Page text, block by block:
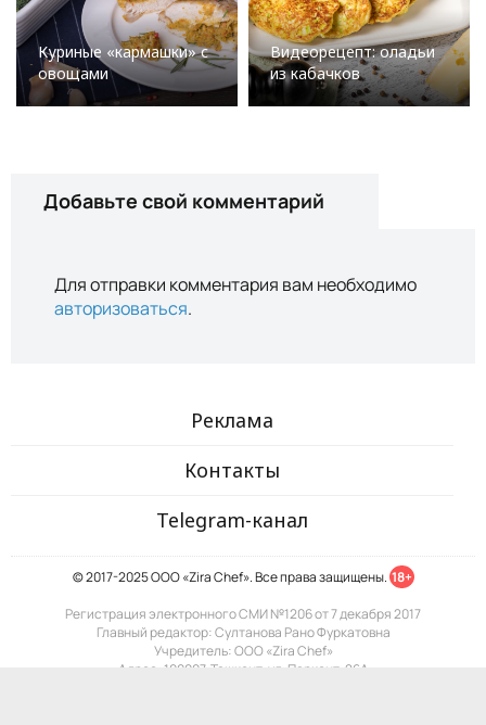
Куриные «кармашки» с
овощами
Видеорецепт: оладьи
из кабачков
Добавьте свой комментарий
Для отправки комментария вам необходимо
авторизоваться.
Реклама
Контакты
Telegram-канал
© 2017-2025 ООО «Zira Chef». Все права защищены. 18+
Регистрация электронного СМИ №1206 от 7 декабря 2017
Главный редактор: Султанова Рано Фуркатовна
Учредитель: ООО «Zira Chef»
Адрес: 100007, Ташкент, ул. Паркент, 26А